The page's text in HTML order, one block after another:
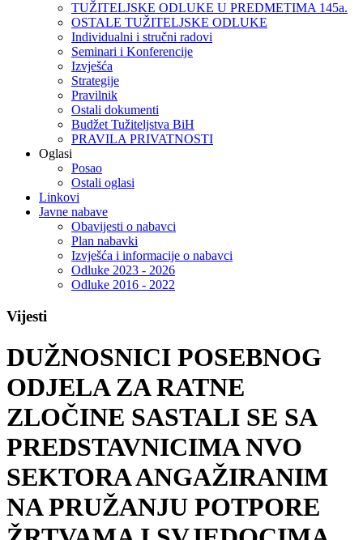
TUŽITELJSKE ODLUKE U PREDMETIMA 145a.
OSTALE TUŽITELJSKE ODLUKE
Individualni i stručni radovi
Seminari i Konferencije
Izvješća
Strategije
Pravilnik
Ostali dokumenti
Budžet Tužiteljstva BiH
PRAVILA PRIVATNOSTI
Oglasi
Posao
Ostali oglasi
Linkovi
Javne nabave
Obavijesti o nabavci
Plan nabavki
Izvješća i informacije o nabavci
Odluke 2023 - 2026
Odluke 2016 - 2022
Vijesti
DUŽNOSNICI POSEBNOG
ODJELA ZA RATNE
ZLOČINE SASTALI SE SA
PREDSTAVNICIMA NVO
SEKTORA ANGAŽIRANIM
NA PRUŽANJU POTPORE